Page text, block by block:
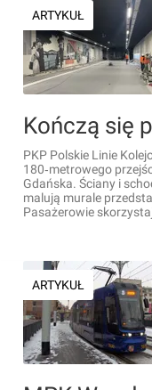
ARTYKUŁ
PKP Polskie Linie
180‑metrowego
Gdańska. Ściany i
malują murale
Pasażerowie
ARTYKUŁ